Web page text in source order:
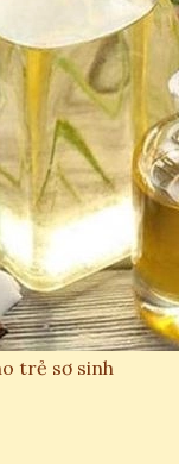
trẻ sơ sinh